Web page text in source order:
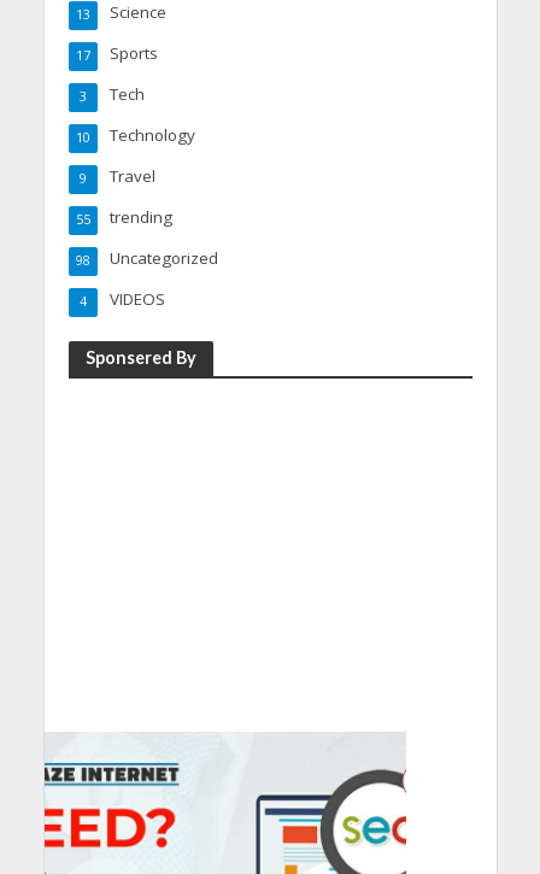
Science
13
Sports
17
Tech
3
Technology
10
Travel
9
trending
55
Uncategorized
98
VIDEOS
4
Sponsered By